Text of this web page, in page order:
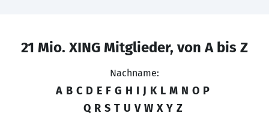
21 Mio. XING Mitglieder, von A bis Z
Nachname:
A B C D E F G H I J K L M N O P
Q R S T U V W X Y Z